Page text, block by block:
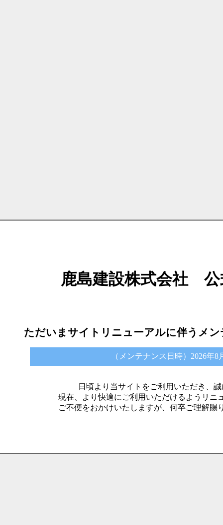
鹿島建設株式会社
ただいまサイトリニューアルに伴うメ
（メンテナンス日時）2026年8
日頃より当サイトをご利用いただき、
現在、より快適にご利用いただけるようリニ
ご不便をおかけいたしますが、何卒ご理解賜